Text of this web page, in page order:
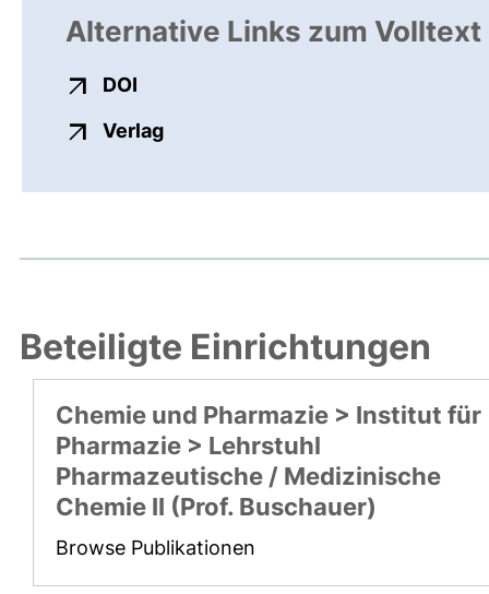
Alternative Links zum Volltext
DOI
Verlagexterner Link, öffnet neues
Beteiligte Einrichtungen
Chemie und Pharmazie > Institut für
Pharmazie > Lehrstuhl
Pharmazeutische / Medizinische
Chemie II (Prof. Buschauer)
Browse Publikationen